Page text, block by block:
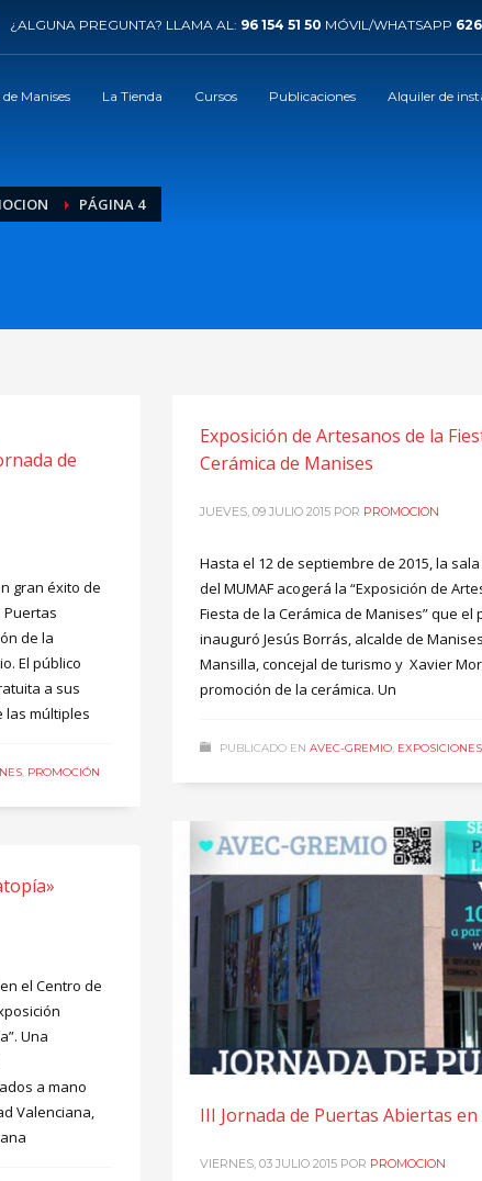
¿ALGUNA PREGUNTA? LLAMA AL: 96 154 51 50 MÓVIL/WHATSAPP
Manises La Tienda Cursos Publicaciones Alquiler de
PÁGINA 4
de
gran éxito de
Puertas
de la
El público
a sus
las múltiples
, PROMOCIÓN
Exposición de Artesanos de la
Cerámica de Manises
JUEVES, 09 JULIO 2015 POR PROMOCION
Hasta el 12 de septiembre de 2015, la
del MUMAF acogerá la “Exposición de
Fiesta de la Cerámica de Manises” que el
inauguró Jesús Borrás, alcalde de
Mansilla, concejal de turismo y Xavier
promoción de la cerámica. Un
PUBLICADO EN AVEC-GREMIO, EXPOSICIONES
III Jornada de Puertas Abiertas en
VIERNES, 03 JULIO 2015 POR PROMOCION
el Centro de
Una
a mano
Valenciana,